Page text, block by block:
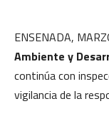
ENSENADA,
Ambiente y
continúa con
vigilancia de la